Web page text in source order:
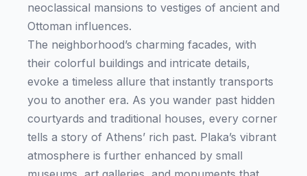
neoclassical mansions to vestiges of ancient and
Ottoman influences.
The neighborhood’s charming facades, with
their colorful buildings and intricate details,
evoke a timeless allure that instantly transports
you to another era. As you wander past hidden
courtyards and traditional houses, every corner
tells a story of Athens’ rich past. Plaka’s vibrant
atmosphere is further enhanced by small